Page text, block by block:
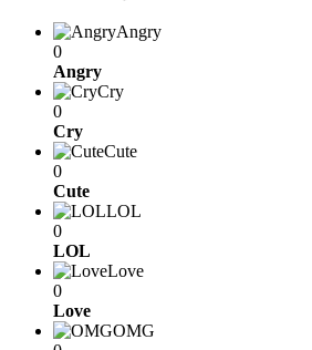
Angry
0
Angry
Cry
0
Cry
Cute
0
Cute
LOL
0
LOL
Love
0
Love
OMG